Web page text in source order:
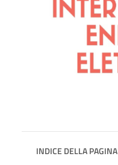
INDICE DELLA PAGINA